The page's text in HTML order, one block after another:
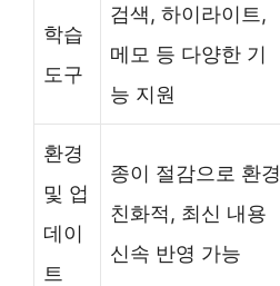
학습
도구
검색, 하이라이트,
메모 등 다양한 기
능 지원
환경
및 업
데이
트
종이 절감으로 환경
친화적, 최신 내용
신속 반영 가능